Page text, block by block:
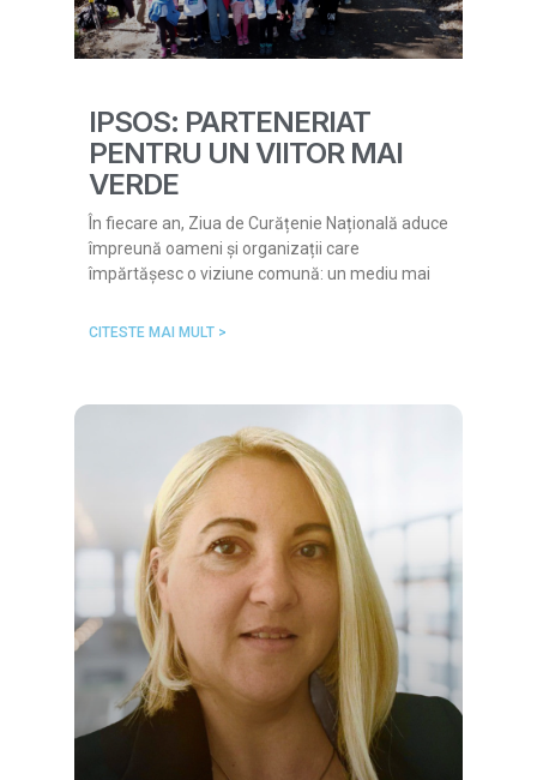
IPSOS: PARTENERIAT
PENTRU UN VIITOR MAI
VERDE
În fiecare an, Ziua de Curățenie Națională aduce
împreună oameni și organizații care
împărtășesc o viziune comună: un mediu mai
CITESTE MAI MULT >